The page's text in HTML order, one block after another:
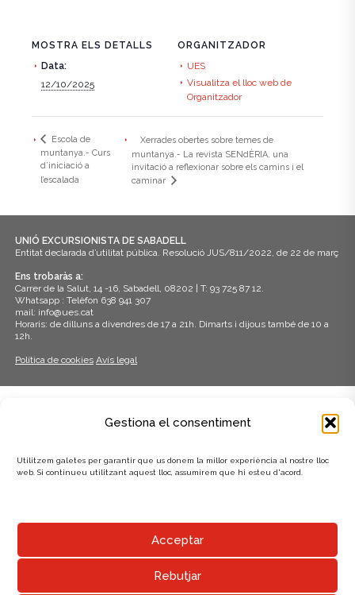
Gestiona el consentiment
Utilitzem galetes per garantir que us donem la millor experiència al nostre lloc
web. Si continueu utilitzant aquest lloc, assumirem que hi esteu d'acord.
Acceptar
Rebutjar
MOSTRA ELS DETALLS
Data:
12/10/2025
ORGANITZADOR
UES
Visualitza el lloc web de
Organitzador
Escola de
muntanya.- Curs
d’iniciació a
l’escalada
Xerrades obertes sobre temes de
muntanya.- La revista SENdÈRIA, una
invitació a reflexionar sobre els camins i el
caminar
UNIÓ EXCURSIONISTA DE SABADELL
Entitat declarada d’utilitat pública. Resolució JUS/811/2022, de 22 de març
Ens trobaràs a:
Carrer de la Salut, 14 -16, Sabadell, 08202 | T: 93 725 87 12.
Whatsapp : Telèfon 638 941 307
mail: info@ues.cat
Horaris: de dilluns a divendres de 17 a 21h. Dimarts i dijous també de 10 a
12h.
Política de cookies Avís legal
AMB EL SUPORT DE: